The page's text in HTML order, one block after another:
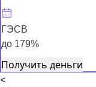
ГЭСВ
до 179%
Получить деньги
<